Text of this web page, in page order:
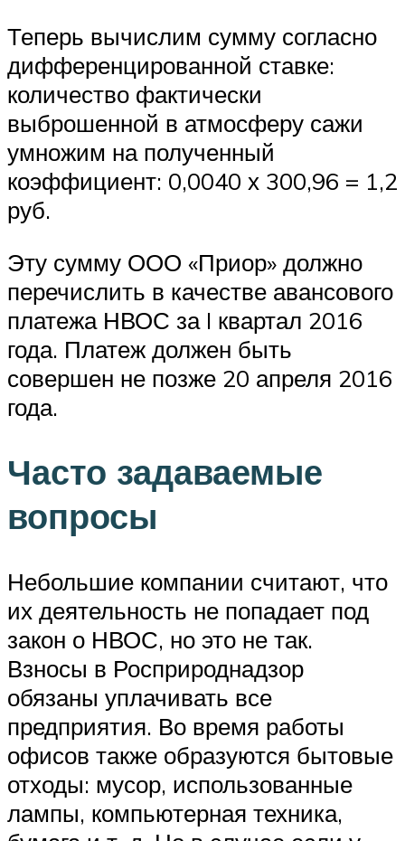
Теперь вычислим сумму согласно
дифференцированной ставке:
количество фактически
выброшенной в атмосферу сажи
умножим на полученный
коэффициент: 0,0040 х 300,96 = 1,2
руб.
Эту сумму ООО «Приор» должно
перечислить в качестве авансового
платежа НВОС за I квартал 2016
года. Платеж должен быть
совершен не позже 20 апреля 2016
года.
Часто задаваемые
вопросы
Небольшие компании считают, что
их деятельность не попадает под
закон о НВОС, но это не так.
Взносы в Росприроднадзор
обязаны уплачивать все
предприятия. Во время работы
офисов также образуются бытовые
отходы: мусор, использованные
лампы, компьютерная техника,